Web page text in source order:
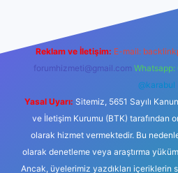
Reklam ve İletişim: E-mail:
forumhizmeti@gmail.com
@karabul
Yasal Uyarı: Sitemiz, 5651 Sayılı
ve İletişim Kurumu (BTK) tarafından
olarak hizmet vermektedir. Bu
olarak denetleme veya araştırma
Ancak, üyelerimiz yazdıkları içeriklerin